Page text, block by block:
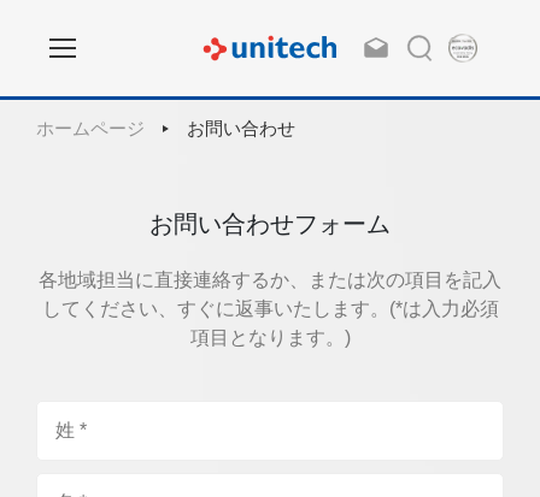
ホームページ お問い合わせ
お問い合わせフォーム
各地域担当に直接連絡するか、または次の項目を記入
してください、すぐに返事いたします。(*は入力必須
項目となります。)